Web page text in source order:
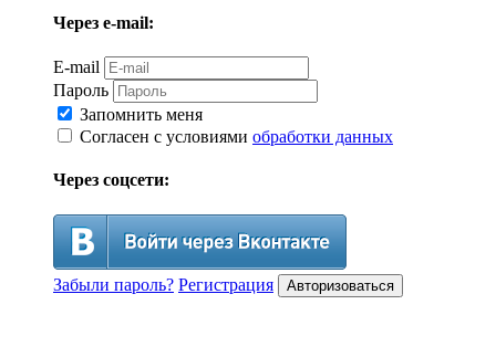
Через e-mail:
E-mail
Пароль
Запомнить меня
Согласен с условиями обработки данных
Через соцсети:
Забыли пароль? Регистрация Авторизоваться